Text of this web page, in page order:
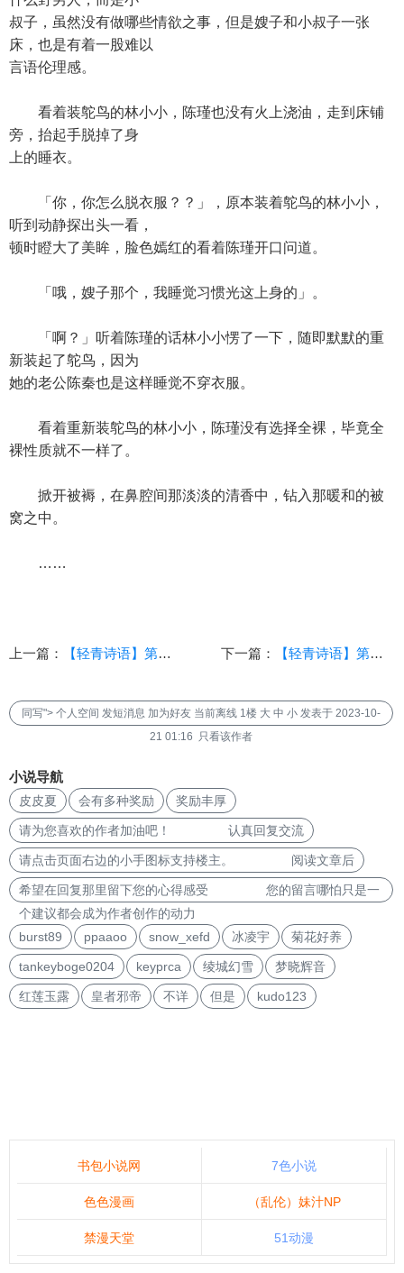
叔子，虽然没有做哪些情欲之事，但是嫂子和小叔子一张
床，也是有着一股难以
言语伦理感。
看着装鸵鸟的林小小，陈瑾也没有火上浇油，走到床铺
旁，抬起手脱掉了身
上的睡衣。
「你，你怎么脱衣服？？」，原本装着鸵鸟的林小小，
听到动静探出头一看，
顿时瞪大了美眸，脸色嫣红的看着陈瑾开口问道。
「哦，嫂子那个，我睡觉习惯光这上身的」。
「啊？」听着陈瑾的话林小小愣了一下，随即默默的重
新装起了鸵鸟，因为
她的老公陈秦也是这样睡觉不穿衣服。
看着重新装鸵鸟的林小小，陈瑾没有选择全裸，毕竟全
裸性质就不一样了。
掀开被褥，在鼻腔间那淡淡的清香中，钻入那暖和的被
窝之中。
……
上一篇： 【轻青诗语】第三卷：潜龙出渊（第四十四章：小菜鸡，老娘没兴趣，纯，血亲，NTL向） 下一篇： 【轻青诗语】第三卷：潜龙出渊（第四十三章：瑾，愿拜为义父，纯，血亲，NTL向）
同写"> 个人空间 发短消息 加为好友 当前离线 1楼 大 中 小 发表于 2023-10-
21 01:16 只看该作者
小说导航
皮皮夏 会有多种奖励 奖励丰厚
请为您喜欢的作者加油吧！ 认真回复交流
请点击页面右边的小手图标支持楼主。 阅读文章后
希望在回复那里留下您的心得感受 您的留言哪怕只是一
个建议都会成为作者创作的动力
burst89
ppaaoo snow_xefd 冰凌宇 菊花好养
tankeyboge0204 keyprca 绫城幻雪 梦晓辉音
红莲玉露 皇者邪帝 不详 但是 kudo123
书包小说网 7色小说
色色漫画 （乱伦）妹汁NP
禁漫天堂 51动漫